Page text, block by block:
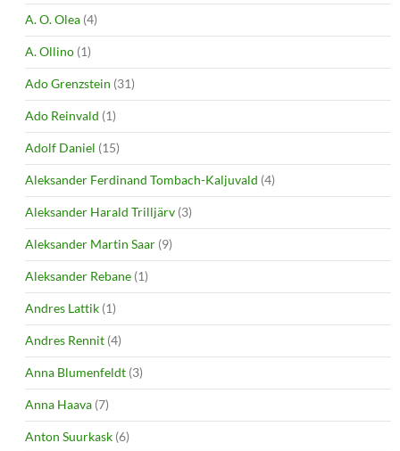
A. O. Olea (4)
A. Ollino (1)
Ado Grenzstein (31)
Ado Reinvald (1)
Adolf Daniel (15)
Aleksander Ferdinand Tombach-Kaljuvald (4)
Aleksander Harald Trilljärv (3)
Aleksander Martin Saar (9)
Aleksander Rebane (1)
Andres Lattik (1)
Andres Rennit (4)
Anna Blumenfeldt (3)
Anna Haava (7)
Anton Suurkask (6)